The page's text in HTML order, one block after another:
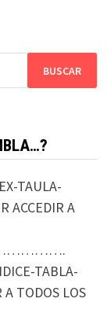
TAULA-
ACCEDIR A
TABLA-
A TODOS LOS